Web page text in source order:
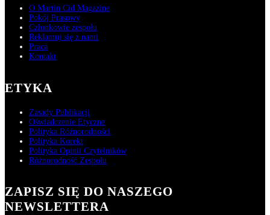
O Martin Cid Magazine
Pokój Prasowy
Członkowie zespołu
Reklamuj się z nami
Praca
Kontakt
ETYKA
Zasady Publikacji
Oświadczenie Etyczne
Polityka Różnorodności
Polityka Korekt
Polityka Opinii Czytelników
Różnorodność Zespołu
ZAPISZ SIĘ DO NASZEGO
NEWSLETTERA